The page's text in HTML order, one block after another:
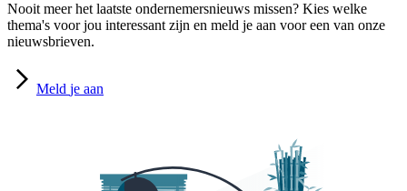
Nooit meer het laatste ondernemersnieuws missen? Kies welke
thema's voor jou interessant zijn en meld je aan voor een van onze
nieuwsbrieven.
Meld je aan